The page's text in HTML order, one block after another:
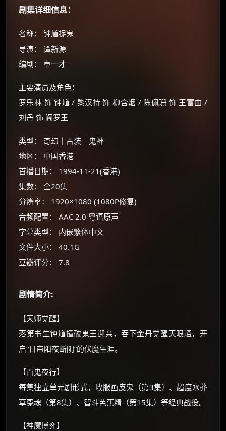
剧集详细信息：
名称： 钟馗捉鬼
导演： 谭新源
编剧： 卓一才
主要演员及角色：
罗乐林 饰 钟馗 / 黎汉持 饰 柳含烟 / 陈佩珊 饰 王富曲 /
刘丹 饰 阎罗王
类型： 奇幻｜古装｜鬼神
地区： 中国香港
首播日期： 1994-11-21(香港)
集数： 全20集
分辨率： 1920×1080 (1080P修复)
音频配置： AAC 2.0 粤语原声
字幕类型： 内嵌繁体中文
文件大小： 40.1G
豆瓣评分： 7.8
剧情简介:
【天师觉醒】
落第书生钟馗撞破鬼王迎亲，吞下金丹觉醒天眼通，开
启“日审阳夜断阴”的伏魔生涯。
【百鬼夜行】
每集独立单元剧形式，收服画皮鬼（第3集）、超度水莽
草冤魂（第8集）、智斗芭蕉精（第15集）等经典战役。
【神魔博弈】
🧧 福利领取站
还有支付宝现金红包、外卖红包、
☕ 海外大侠？通过 Ko-fi 赐茶